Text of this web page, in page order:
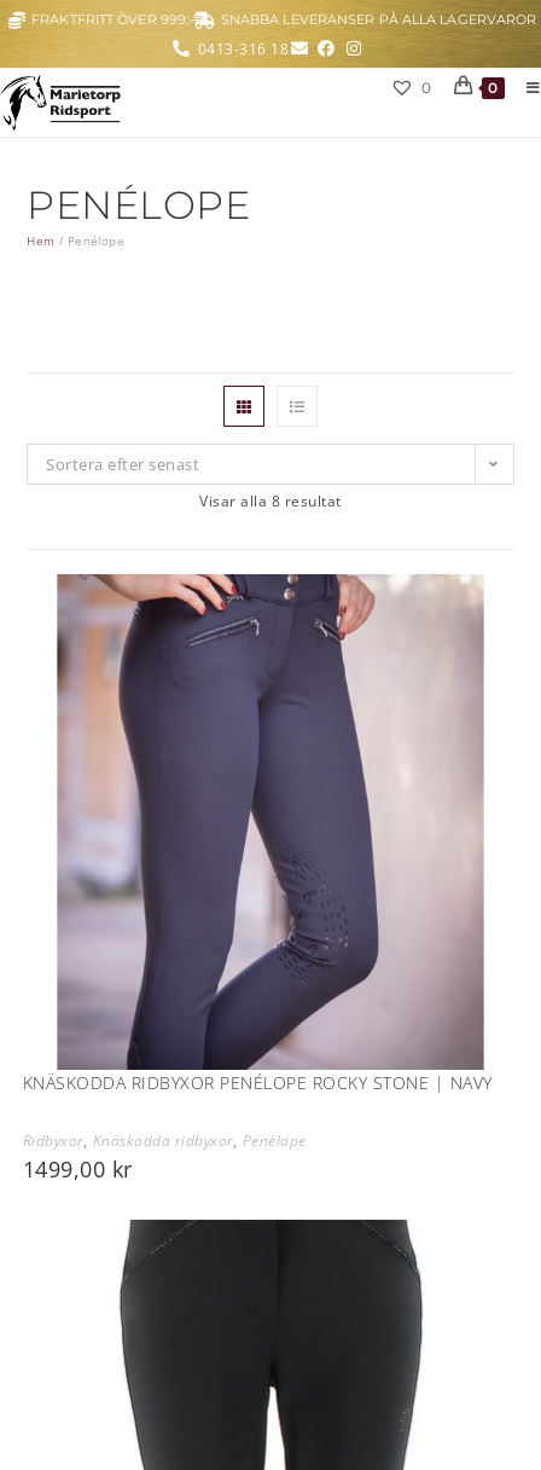
FRAKTFRITT ÖVER 999:- SNABBA LEVERANSER PÅ ALLA LAGERVAROR
0413-316 18
0 0
PENÉLOPE
Hem / Penélope
Sortera efter senast
Visar alla 8 resultat
KNÄSKODDA RIDBYXOR PENÉLOPE ROCKY STONE | NAVY
Ridbyxor, Knäskodda ridbyxor, Penélope
1499,00 kr